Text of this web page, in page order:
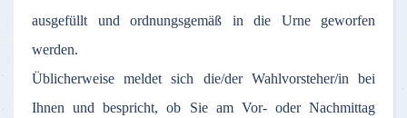
ausgefüllt und ordnungsgemäß in die Urne geworfen
werden.
Üblicherweise meldet sich die/der Wahlvorsteher/in bei
Ihnen und bespricht, ob Sie am Vor- oder Nachmittag